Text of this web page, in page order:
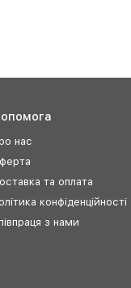
нас
та оплата
конфіденційності
з нами